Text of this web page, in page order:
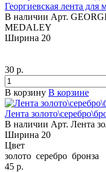
Георгиевская лента для
В наличии Арт.
MEDALEY
Ширина 20
30 р.
В корзину В корзине
Лента
В наличии Арт. Лента
Ширина 20
Цвет
золото серебро бронза
45 р.